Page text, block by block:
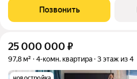
кв.м. Квартира - распашонка, без
выходят на paзные
Позвонить
25 000 000 ₽
97,8 м² 4-комн. квартира 3 этаж из 4